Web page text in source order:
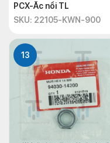
PCX-Ắc nồi TL
SKU: 22105-KWN-900
13